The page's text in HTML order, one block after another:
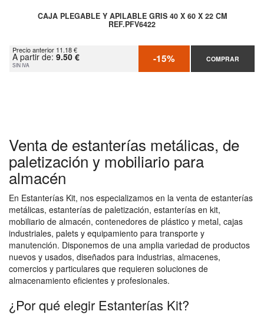
CAJA PLEGABLE Y APILABLE GRIS 40 X 60 X 22 CM
REF.PFV6422
Precio anterior 11.18 €
A partir de: 9.50 €
SIN IVA -15% COMPRAR
Venta de estanterías metálicas, de
paletización y mobiliario para
almacén
En Estanterías Kit, nos especializamos en la venta de estanterías
metálicas, estanterías de paletización, estanterías en kit,
mobiliario de almacén, contenedores de plástico y metal, cajas
industriales, palets y equipamiento para transporte y
manutención. Disponemos de una amplia variedad de productos
nuevos y usados, diseñados para industrias, almacenes,
comercios y particulares que requieren soluciones de
almacenamiento eficientes y profesionales.
¿Por qué elegir Estanterías Kit?